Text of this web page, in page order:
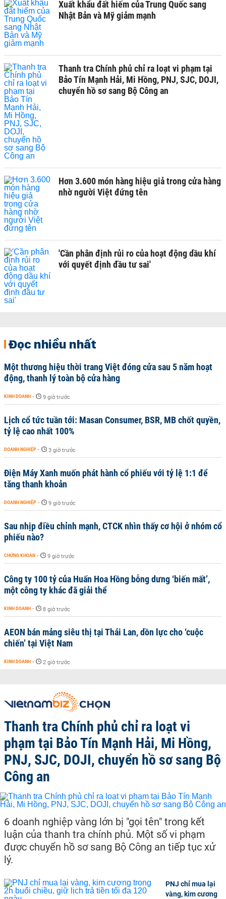
Xuất khẩu đất hiếm của Trung Quốc sang
Nhật Bản và Mỹ giảm mạnh
Thanh tra Chính phủ chỉ ra loạt vi phạm tại
Bảo Tín Mạnh Hải, Mi Hồng, PNJ, SJC, DOJI,
chuyển hồ sơ sang Bộ Công an
Hơn 3.600 món hàng hiệu giả trong cửa hàng
nhờ người Việt đứng tên
'Cần phân định rủi ro của hoạt động dầu khí
với quyết định đầu tư sai'
Đọc nhiều nhất
Một thương hiệu thời trang Việt đóng cửa sau 5 năm hoạt
động, thanh lý toàn bộ cửa hàng
KINH DOANH - 9 giờ trước
Lịch cổ tức tuần tới: Masan Consumer, BSR, MB chốt quyền,
tỷ lệ cao nhất 100%
DOANH NGHIỆP - 3 giờ trước
Điện Máy Xanh muốn phát hành cổ phiếu với tỷ lệ 1:1 để
tăng thanh khoản
DOANH NGHIỆP - 9 giờ trước
Sau nhịp điều chỉnh mạnh, CTCK nhìn thấy cơ hội ở nhóm cổ
phiếu nào?
CHỨNG KHOÁN - 9 giờ trước
Công ty 100 tỷ của Huấn Hoa Hồng bỗng dưng ‘biến mất’,
một công ty khác đã giải thể
KINH DOANH - 8 giờ trước
AEON bán mảng siêu thị tại Thái Lan, dồn lực cho ‘cuộc
chiến’ tại Việt Nam
KINH DOANH - 2 giờ trước
Thanh tra Chính phủ chỉ ra loạt vi
phạm tại Bảo Tín Mạnh Hải, Mi Hồng,
PNJ, SJC, DOJI, chuyển hồ sơ sang Bộ
Công an
6 doanh nghiệp vàng lớn bị "gọi tên" trong kết
luận của thanh tra chính phủ. Một số vi phạm
được chuyển hồ sơ sang Bộ Công an tiếp tục xử
lý.
PNJ chỉ mua lại
vàng, kim cương